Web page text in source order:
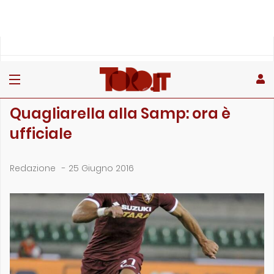
Quagliarella alla Samp: ora è
ufficiale
Redazione - 25 Giugno 2016